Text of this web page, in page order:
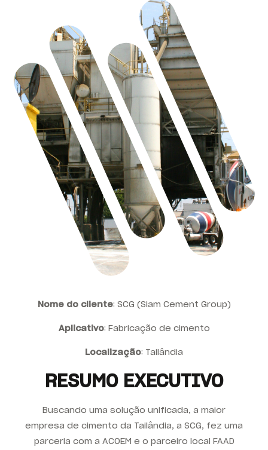
Nome do cliente: SCG (Siam Cement Group)
Aplicativo: Fabricação de cimento
Localização: Tailândia
RESUMO EXECUTIVO
Buscando uma solução unificada, a maior
empresa de cimento da Tailândia, a SCG, fez uma
parceria com a ACOEM e o parceiro local FAAD